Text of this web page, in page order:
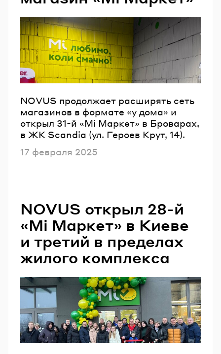
NOVUS продолжает расширять сеть
магазинов в формате «у дома» и
открыл 31-й «Mi Маркет» в Броварах,
в ЖК Scandia (ул. Героев Крут, 14).
Опубликовано
17 февраля 2025
NOVUS открыл 28-й
«Мі Маркет» в Киеве
и третий в пределах
жилого комплекса